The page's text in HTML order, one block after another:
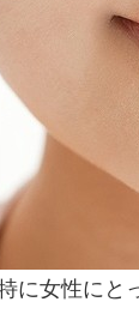
に女性にと